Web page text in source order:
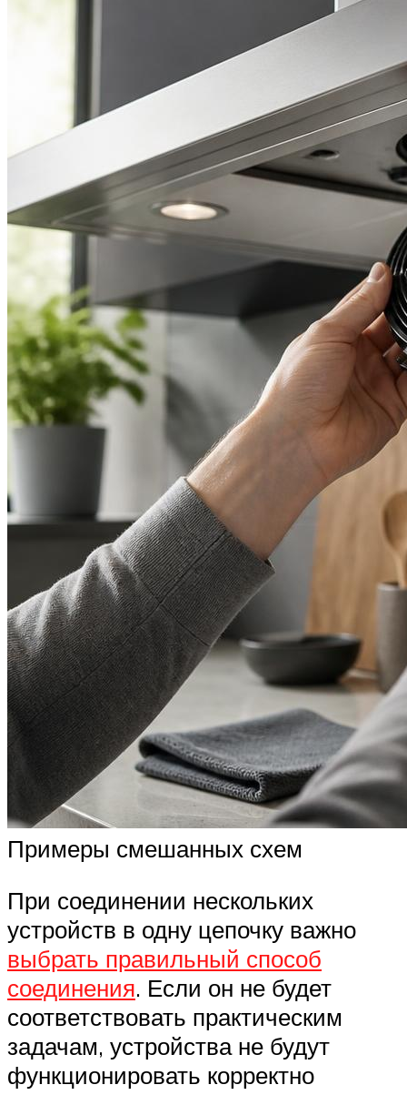
Примеры смешанных схем
При соединении нескольких
устройств в одну цепочку важно
выбрать правильный способ
соединения. Если он не будет
соответствовать практическим
задачам, устройства не будут
функционировать корректно